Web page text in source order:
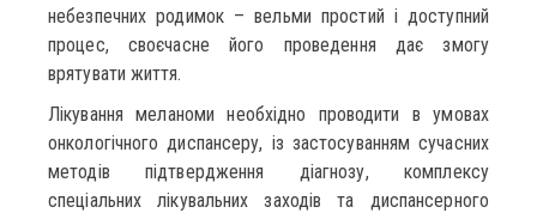
небезпечних родимок – вельми простий і доступний
процес, своєчасне його проведення дає змогу
врятувати життя.
Лікування меланоми необхідно проводити в умовах
онкологічного диспансеру, із застосуванням сучасних
методів підтвердження діагнозу, комплексу
спеціальних лікувальних заходів та диспансерного